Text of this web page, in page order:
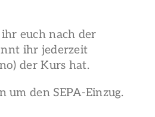
euch nach der
ihr jederzeit
der Kurs hat.
den SEPA-Einzug.